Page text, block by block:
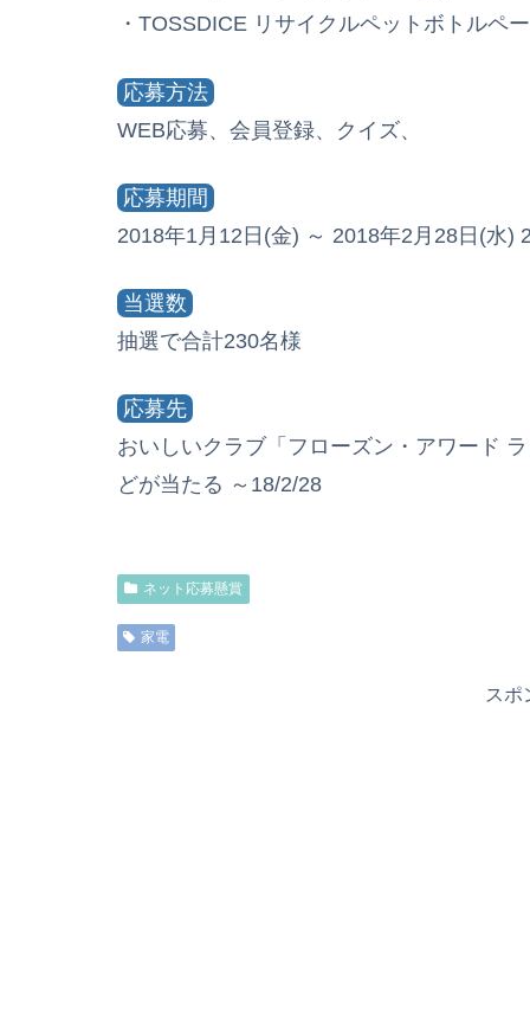
・TOSSDICE リサイクルペットボトルペ
応募方法
WEB応募、会員登録、クイズ、
応募期間
2018年1月12日(金) ～ 2018年2月28日(水)
当選数
抽選で合計230名様
応募先
おいしいクラブ「フローズン・アワード
どが当たる ～18/2/28
ネット応募懸賞
家電
スポ